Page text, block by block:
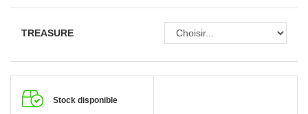
TREASURE
Stock disponible